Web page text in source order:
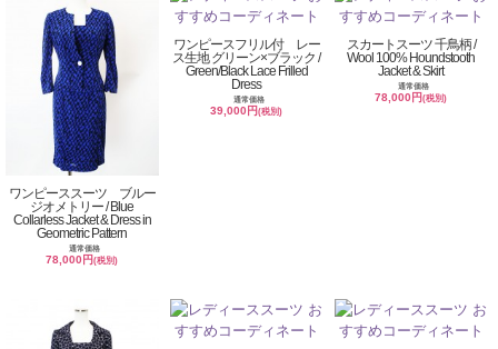
ワンピーススーツ ブルー
ジオメトリー / Blue
Collarless Jacket & Dress in
Geometric Pattern
通常価格
78,000円(税別)
ワンピースフリル付 レー
ス生地 グリーン×ブラック /
Green/Black Lace Frilled
Dress
通常価格
39,000円(税別)
スカートスーツ 千鳥柄 /
Wool 100% Houndstooth
Jacket & Skirt
通常価格
78,000円(税別)